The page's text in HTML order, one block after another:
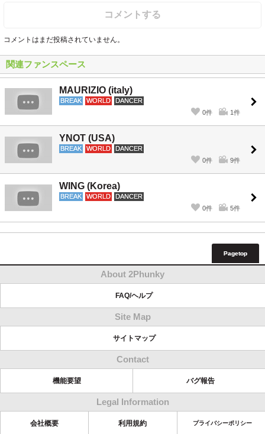
コメントする
コメントはまだ投稿されていません。
関連ファンスペース
MAURIZIO (italy)
BREAK WORLD
DANCER
0件
1件
YNOT (USA)
BREAK WORLD
DANCER
0件
9件
WING (Korea)
BREAK WORLD
DANCER
0件
5件
Pagetop
About 2Phunky
FAQ/ヘルプ
Site Map
サイトマップ
Contact
機能要望 バグ報告
Legal Information
会社概要 利用規約 プライバシーポリシー